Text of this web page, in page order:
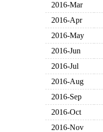
2016-Mar
2016-Apr
2016-May
2016-Jun
2016-Jul
2016-Aug
2016-Sep
2016-Oct
2016-Nov